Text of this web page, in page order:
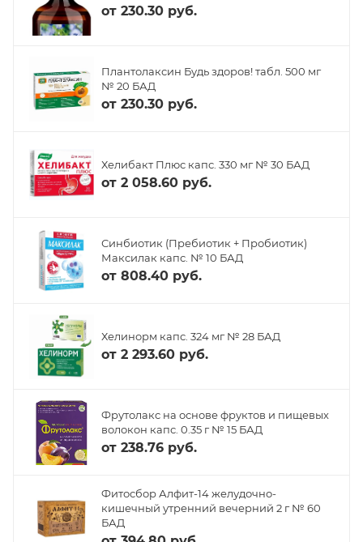
от 230.30 руб.
Плантолаксин Будь здоров! табл. 500 мг
№ 20 БАД
от 230.30 руб.
Хелибакт Плюс капс. 330 мг № 30 БАД
от 2 058.60 руб.
Синбиотик (Пребиотик + Пробиотик)
Максилак капс. № 10 БАД
от 808.40 руб.
Хелинорм капс. 324 мг № 28 БАД
от 2 293.60 руб.
Фрутолакс на основе фруктов и пищевых
волокон капс. 0.35 г № 15 БАД
от 238.76 руб.
Фитосбор Алфит-14 желудочно-
кишечный утренний вечерний 2 г № 60
БАД